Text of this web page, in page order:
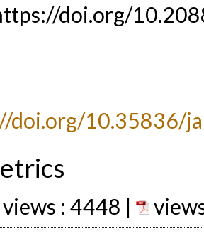
doi.org/
doi.org/10.35836/
: 4448 |